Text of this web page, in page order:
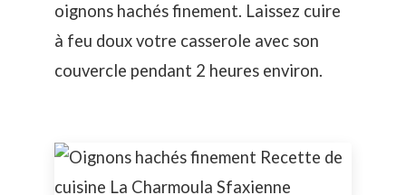
oignons hachés finement. Laissez cuire
à feu doux votre casserole avec son
couvercle pendant 2 heures environ.